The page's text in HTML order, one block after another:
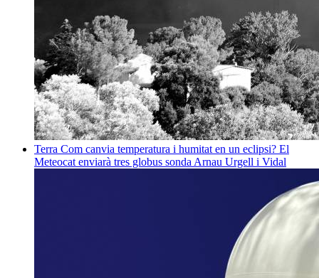
Terra Com canvia temperatura i humitat en un eclipsi? El
Meteocat enviarà tres globus sonda Arnau Urgell i Vidal